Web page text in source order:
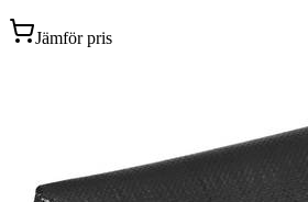
Jämför pris